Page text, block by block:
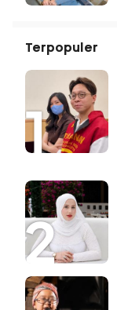
Terpopuler